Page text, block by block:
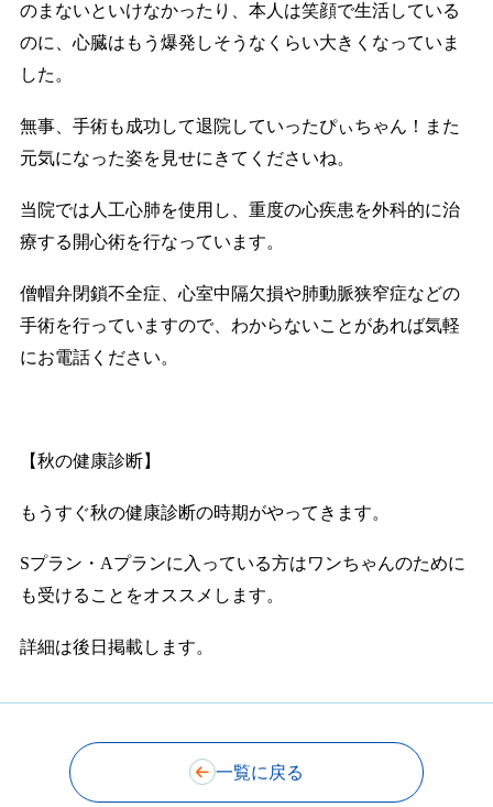
のまないといけなかったり、本人は笑顔で生活している
のに、心臓はもう爆発しそうなくらい大きくなっていま
した。
無事、手術も成功して退院していったぴぃちゃん！また
元気になった姿を見せにきてくださいね。
当院では人工心肺を使用し、重度の心疾患を外科的に治
療する開心術を行なっています。
僧帽弁閉鎖不全症、心室中隔欠損や肺動脈狭窄症などの
手術を行っていますので、わからないことがあれば気軽
にお電話ください。
【秋の健康診断】
もうすぐ秋の健康診断の時期がやってきます。
Sプラン・Aプランに入っている方はワンちゃんのために
も受けることをオススメします。
詳細は後日掲載します。
一覧に戻る